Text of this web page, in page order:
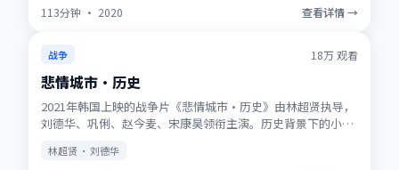
113分钟 · 2020 查看详情 →
获奖 ★9.7
战争 18万观看
悲情城市·历史
2021年韩国上映的战争片《悲情城市·历史》由林超贤执导，
刘德华、巩俐、赵今麦、宋康昊领衔主演。历史背景下的小人
新，支持多终端流畅播放。
林超贤 · 刘德华